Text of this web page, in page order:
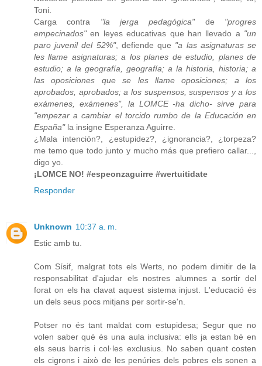
Toni.
Carga contra "la jerga pedagógica"de "progres
empecinados"en leyes educativas que han llevado a "un
paro juvenil del 52%", defiende que "a las asignaturas se
les llame asignaturas; a los planes de estudio, planes de
estudio; a la geografía, geografía; a la historia, historia; a
las oposiciones que se les llame oposiciones; a los
aprobados, aprobados; a los suspensos, suspensos y a los
exámenes, exámenes", la LOMCE -ha dicho- sirve para
"empezar a cambiar el torcido rumbo de la Educación en
España"la insigne Esperanza Aguirre.
¿Mala intención?, ¿estupidez?, ¿ignorancia?, ¿torpeza?
me temo que todo junto y mucho más que prefiero callar...,
digo yo.
¡LOMCE NO! #espeonzaguirre #wertuitidate
Responder
Unknown 10:37 a. m.
Estic amb tu.
Com Sísif, malgrat tots els Werts, no podem dimitir de la
responsabilitat d'ajudar els nostres alumnes a sortir del
forat on els ha clavat aquest sistema injust. L'educació és
un dels seus pocs mitjans per sortir-se'n.
Potser no és tant maldat com estupidesa; Segur que no
volen saber què és una aula inclusiva: ells ja estan bé en
els seus barris i col·les exclusius. No saben quant costen
els cigrons i això de les penúries dels pobres els sonen a